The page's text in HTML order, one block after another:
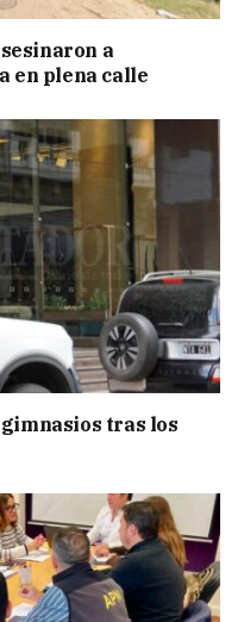
a
en plena calle
gimnasios tras los